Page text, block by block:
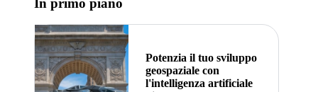
In primo piano
Potenzia il tuo sviluppo
geospaziale con
l'intelligenza artificiale